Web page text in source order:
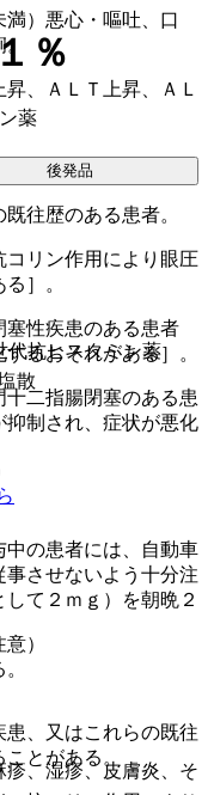
）悪心・嘔吐、口
、ＡＬＴ上昇、ＡＬ
往歴のある患者。
リン作用により眼圧
］。
性疾患のある患者
るおそれがある］。
二指腸閉塞のある患
制され、症状が悪化
の患者には、自動車
させないよう十分注
）
、又はこれらの既往
とがある。
％
薬
後発品
代抗ヒスタミン薬
散
て２ｍｇ）を朝晩２
、湿疹、皮膚炎、そ